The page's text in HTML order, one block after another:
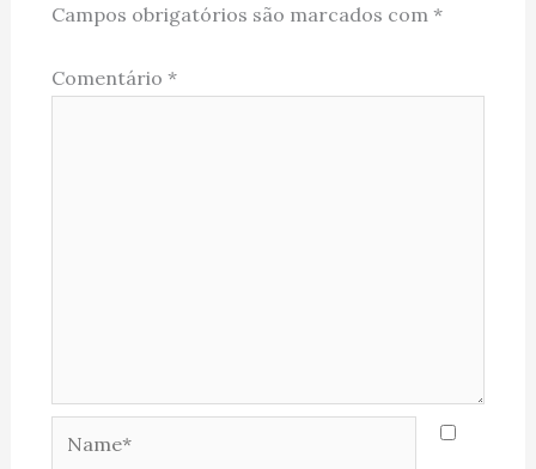
Campos obrigatórios são marcados com *
Comentário *
Name*